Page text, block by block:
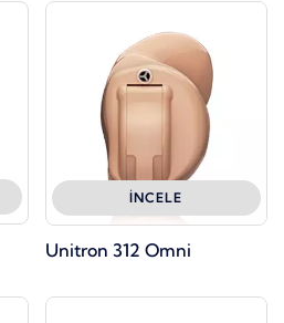
İNCELE
Unitron 312 Omni